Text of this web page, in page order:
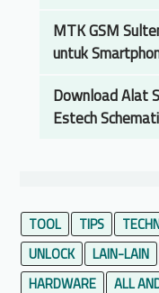
MTK GSM
untuk
Download Alat
Estech
TOOL TIPS
UNLOCK
LAIN-LAIN
HARDWARE
ALL